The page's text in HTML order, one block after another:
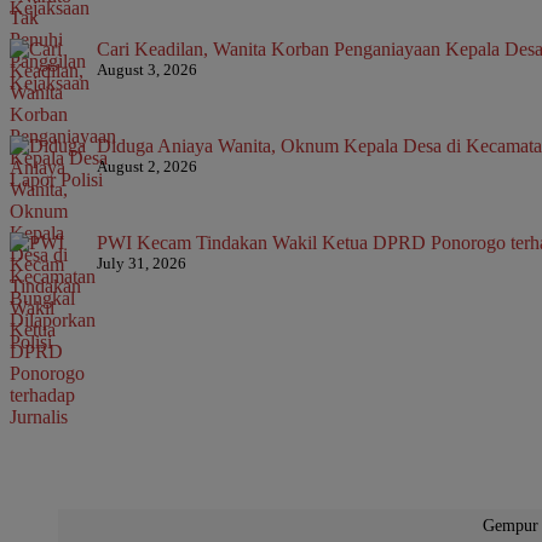
Cari Keadilan, Wanita Korban Penganiayaan Kepala
August 3, 2026
Diduga Aniaya Wanita, Oknum Kepala Desa di
August 2, 2026
PWI Kecam Tindakan Wakil Ketua DPRD Ponorogo
July 31, 2026